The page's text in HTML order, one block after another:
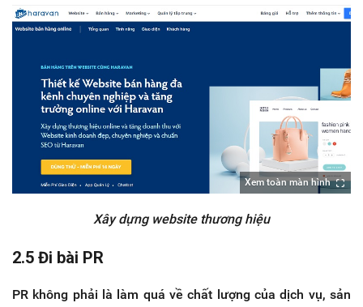
Xem toàn màn hình
Xây dựng website thương hiệu
2.5 Đi bài PR
PR không phải là làm quá về chất lượng của dịch vụ, sản